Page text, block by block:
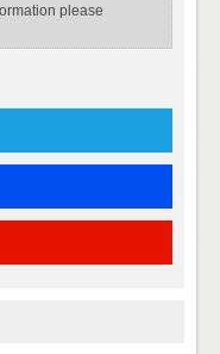
please